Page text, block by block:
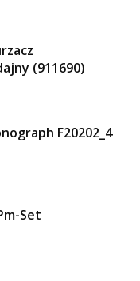
(911690)
F20202_4
Set